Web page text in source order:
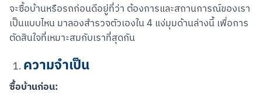
จะซื้อบ้านหรือรถก่อนดีอยู่ที่ว่า ต้องการและสถานการณ์ของเรา
เป็นแบบไหน มาลองสำรวจตัวเองใน 4 แง่มุมด้านล่างนี้ เพื่อการ
ตัดสินใจที่เหมาะสมกับเราที่สุดกัน
ความจำเป็น
ซื้อบ้านก่อน: